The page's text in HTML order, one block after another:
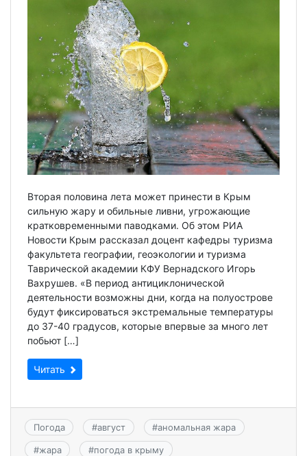
Вторая половина лета может принести в Крым
сильную жару и обильные ливни, угрожающие
кратковременными паводками. Об этом РИА
Новости Крым рассказал доцент кафедры туризма
факультета географии, геоэкологии и туризма
Таврической академии КФУ Вернадского Игорь
Вахрушев. «В период антициклонической
деятельности возможны дни, когда на полуострове
будут фиксироваться экстремальные температуры
до 37-40 градусов, которые впервые за много лет
побьют […]
Читать
Погода #август #аномальная жара
#жара #погода в крыму